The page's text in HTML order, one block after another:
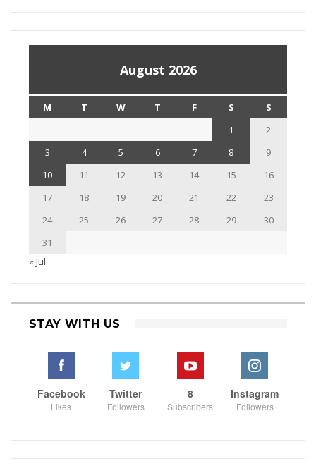
August 2026
M T W T F S
S
1
2
3
4 5 6 7 8
9
10
11 12 13 14 15
16
17
18 19 20 21 22
23
24
25 26 27 28 29
30
31
« Jul
STAY WITH US
Facebook
Likes
Twitter
Followers
8
Subscribers
Instagram
Followers